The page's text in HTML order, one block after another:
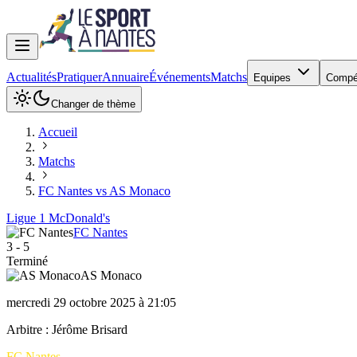
ActualitésPratiquerAnnuaireÉvénementsMatchs Equipes
Changer de thème
Accueil
Matchs
FC Nantes vs AS Monaco
Ligue 1 McDonald's
FC Nantes
3 - 5
Terminé
AS Monaco
mercredi 29 octobre 2025 à 21:05
Arbitre : Jérôme Brisard